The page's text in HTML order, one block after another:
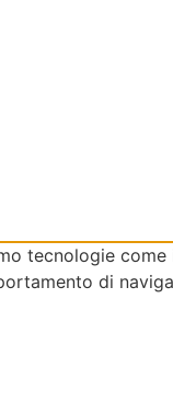
tecnologie
di